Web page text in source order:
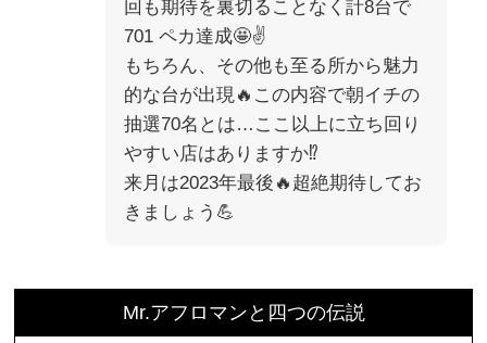
回も期待を裏切ることなく計8台で
701 ペカ達成🤩✌️
もちろん、その他も至る所から魅力
的な台が出現🔥この内容で朝イチの
抽選70名とは…ここ以上に立ち回り
やすい店はありますか⁉️
来月は2023年最後🔥超絶期待してお
きましょう💪
Mr.アフロマンと四つの伝説